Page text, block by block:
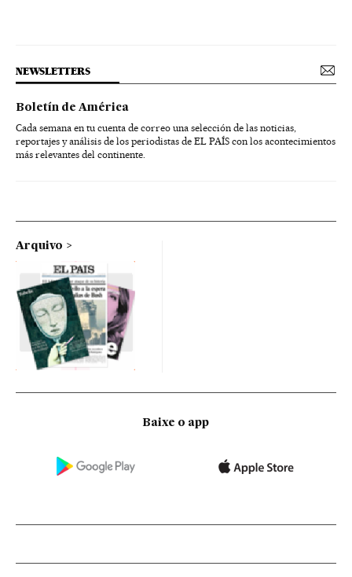
NEWSLETTERS
Boletín de América
Cada semana en tu cuenta de correo una selección de las noticias,
reportajes y análisis de los periodistas de EL PAÍS con los acontecimientos
más relevantes del continente.
Arquivo
Baixe o app